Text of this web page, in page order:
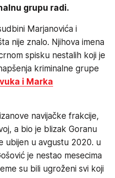
grupu radi.
Marjanovića i
nije znalo. Njihova imena
spisku nestalih koji je
kriminalne grupe
i Marka
navijačke frakcije,
a bio je blizak Goranu
ubijen u avgustu 2020. u
je nestao mesecima
su bili ugroženi svi koji